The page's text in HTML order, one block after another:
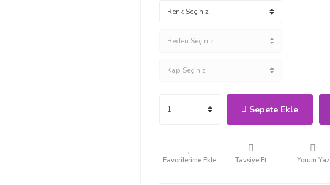
Sepete Ekle
Tavsiye Et Yorum Yaz